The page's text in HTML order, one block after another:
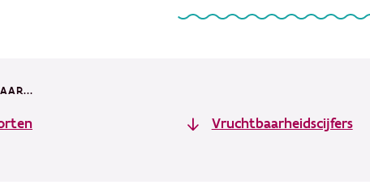
Vruchtbaarheidscijfers